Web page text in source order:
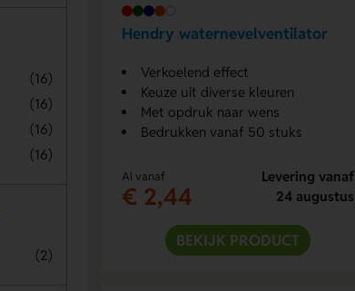
Hendry waternevelventilator
Verkoelend effect
Keuze uit diverse kleuren
Met opdruk naar wens
Bedrukken vanaf 50 stuks
Al vanaf
€ 2,44
Levering vanaf
24 augustus
BEKIJK PRODUCT
(16)
(16)
(16)
(16)
(2)